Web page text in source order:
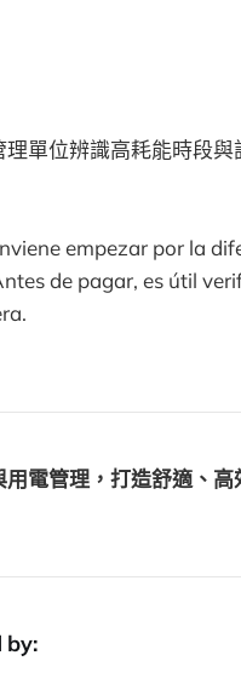
單位辨識高耗能時段
empezar por la
de pagar, es útil
電管理，打造舒適、
by: